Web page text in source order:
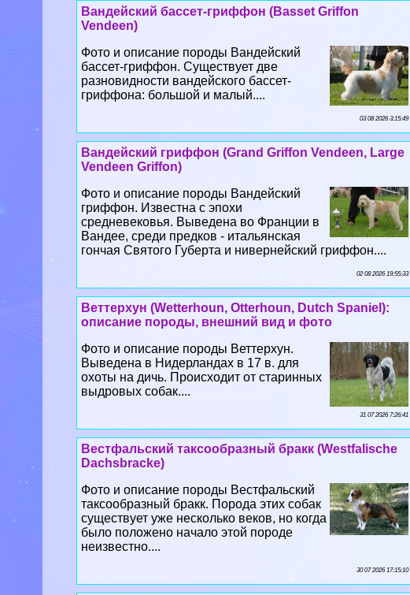
Вандейский бассет-гриффон (Basset Griffon
Vendeen)
Фото и описание породы Вандейский
бассет-гриффон. Существует две
разновидности вандейского бассет-
гриффона: большой и малый....
03 08 2026 3:15:49
Вандейский гриффон (Grand Griffon Vendeen, Large
Vendeen Griffon)
Фото и описание породы Вандейский
гриффон. Известна с эпохи
средневековья. Выведена во Франции в
Вандее, среди предков - итальянская
гончая Святого Губерта и нивернейский гриффон....
02 08 2026 19:55:33
Веттерхун (Wetterhoun, Otterhoun, Dutch Spaniel):
описание породы, внешний вид и фото
Фото и описание породы Веттерхун.
Выведена в Нидерландах в 17 в. для
охоты на дичь. Происходит от старинных
выдровых собак....
31 07 2026 7:26:41
Вестфальский таксообразный бpaкк (Westfalische
Dachsbracke)
Фото и описание породы Вестфальский
таксообразный бpaкк. Порода этих собак
существует уже несколько веков, но когда
было положено начало этой породе
неизвестно....
30 07 2026 17:15:10